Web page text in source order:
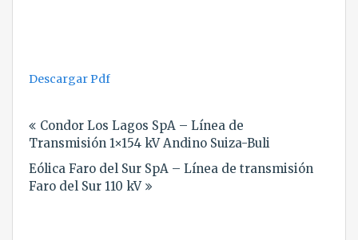
Descargar Pdf
de
entradas
Condor Los Lagos SpA – Línea de
Transmisión 1×154 kV Andino Suiza-Buli
Eólica Faro del Sur SpA – Línea de transmisión
Faro del Sur 110 kV